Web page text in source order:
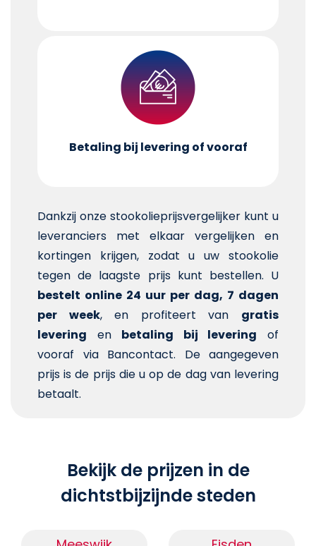
Betaling bij levering of vooraf
Dankzij onze stookolieprijsvergelijker kunt u
leveranciers met elkaar vergelijken en
kortingen krijgen, zodat u uw stookolie
tegen de laagste prijs kunt bestellen. U
bestelt online 24 uur per dag, 7 dagen
per week, en profiteert van gratis
levering en betaling bij levering of
vooraf via Bancontact. De aangegeven
prijs is de prijs die u op de dag van levering
betaalt.
Bekijk de prijzen in de
dichtstbijzijnde steden